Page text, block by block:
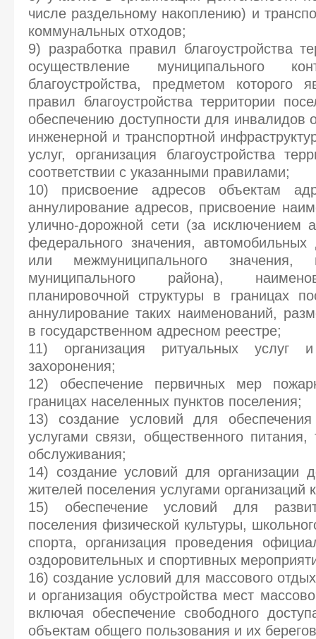
числе раздельному накоплению) и
коммунальных отходов;
9) разработка правил благоустройства
осуществление муниципального
благоустройства, предметом которого
правил благоустройства территории
обеспечению доступности для инвалидов
инженерной и транспортной
услуг, организация благоустройства
соответствии с указанными правилами;
10) присвоение адресов объектам
аннулирование адресов, присвоение
улично-дорожной сети (за исключением
федерального значения, автомобильных
или межмуниципального значения,
муниципального района),
планировочной структуры в границах
аннулирование таких наименований,
в государственном адресном реестре;
11) организация ритуальных услуг
захоронения;
12) обеспечение первичных мер
границах населенных пунктов поселения;
13) создание условий для
услугами связи, общественного питания,
обслуживания;
14) создание условий для организации
жителей поселения услугами организаций
15) обеспечение условий для
поселения физической культуры,
спорта, организация проведения
оздоровительных и спортивных
16) создание условий для массового
и организация обустройства мест
включая обеспечение свободного
объектам общего пользования и их